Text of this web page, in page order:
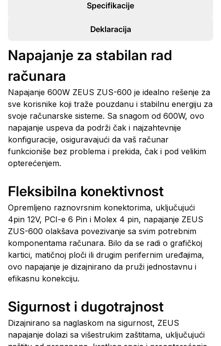
Specifikacije
Deklaracija
Napajanje za stabilan rad
računara
Napajanje 600W ZEUS ZUS-600 je idealno rešenje za
sve korisnike koji traže pouzdanu i stabilnu energiju za
svoje računarske sisteme. Sa snagom od 600W, ovo
napajanje uspeva da podrži čak i najzahtevnije
konfiguracije, osiguravajući da vaš računar
funkcioniše bez problema i prekida, čak i pod velikim
opterećenjem.
Fleksibilna konektivnost
Opremljeno raznovrsnim konektorima, uključujući
4pin 12V, PCI-e 6 Pin i Molex 4 pin, napajanje ZEUS
ZUS-600 olakšava povezivanje sa svim potrebnim
komponentama računara. Bilo da se radi o grafičkoj
kartici, matičnoj ploči ili drugim perifernim uređajima,
ovo napajanje je dizajnirano da pruži jednostavnu i
efikasnu konekciju.
Sigurnost i dugotrajnost
Dizajnirano sa naglaskom na sigurnost, ZEUS
napajanje dolazi sa višestrukim zaštitama, uključujući